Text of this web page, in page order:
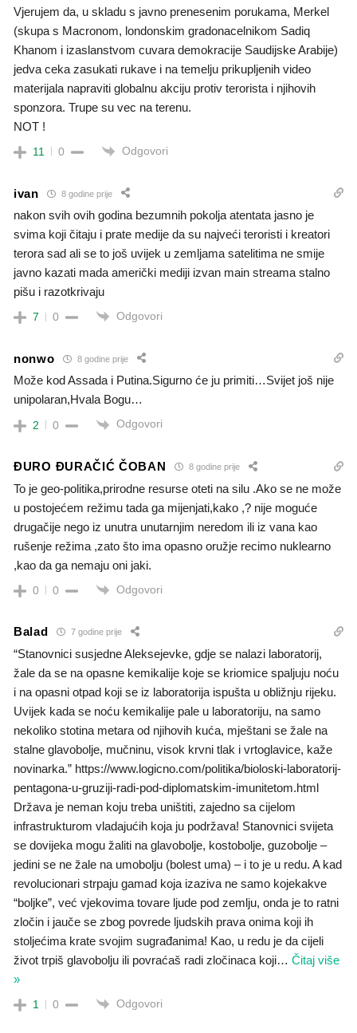
Vjerujem da, u skladu s javno prenesenim porukama, Merkel
(skupa s Macronom, londonskim gradonacelnikom Sadiq
Khanom i izaslanstvom cuvara demokracije Saudijske Arabije)
jedva ceka zasukati rukave i na temelju prikupljenih video
materijala napraviti globalnu akciju protiv terorista i njihovih
sponzora. Trupe su vec na terenu.
NOT !
11 0 Odgovori
ivan 8 godine prije
nakon svih ovih godina bezumnih pokolja atentata jasno je
svima koji čitaju i prate medije da su najveći teroristi i kreatori
terora sad ali se to još uvijek u zemljama satelitima ne smije
javno kazati mada američki mediji izvan main streama stalno
pišu i razotkrivaju
7 0 Odgovori
nonwo 8 godine prije
Može kod Assada i Putina.Sigurno će ju primiti…Svijet još nije
unipolaran,Hvala Bogu…
2 0 Odgovori
ĐURO ĐURAČIĆ ČOBAN 8 godine prije
To je geo-politika,prirodne resurse oteti na silu .Ako se ne može
u postojećem režimu tada ga mijenjati,kako ,? nije moguće
drugačije nego iz unutra unutarnjim neredom ili iz vana kao
rušenje režima ,zato što ima opasno oružje recimo nuklearno
,kao da ga nemaju oni jaki.
0 0 Odgovori
Balad 7 godine prije
“Stanovnici susjedne Aleksejevke, gdje se nalazi laboratorij,
žale da se na opasne kemikalije koje se kriomice spaljuju noću
i na opasni otpad koji se iz laboratorija ispušta u obližnju rijeku.
Uvijek kada se noću kemikalije pale u laboratoriju, na samo
nekoliko stotina metara od njihovih kuća, mještani se žale na
stalne glavobolje, mučninu, visok krvni tlak i vrtoglavice, kaže
novinarka.” https://www.logicno.com/politika/bioloski-laboratorij-
pentagona-u-gruziji-radi-pod-diplomatskim-imunitetom.html
Država je neman koju treba uništiti, zajedno sa cijelom
infrastrukturom vladajućih koja ju podržava! Stanovnici svijeta
se dovijeka mogu žaliti na glavobolje, kostobolje, guzobolje –
jedini se ne žale na umobolju (bolest uma) – i to je u redu. A kad
revolucionari strpaju gamad koja izaziva ne samo kojekakve
“boljke”, već vjekovima tovare ljude pod zemlju, onda je to ratni
zločin i jauče se zbog povrede ljudskih prava onima koji ih
stoljećima krate svojim sugrađanima! Kao, u redu je da cijeli
život trpiš glavobolju ili povraćaš radi zločinaca koji… Čitaj više
»
1 0 Odgovori